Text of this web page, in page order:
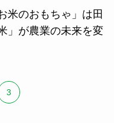
米のおもちゃ」は田
」が農業の未来を変
3